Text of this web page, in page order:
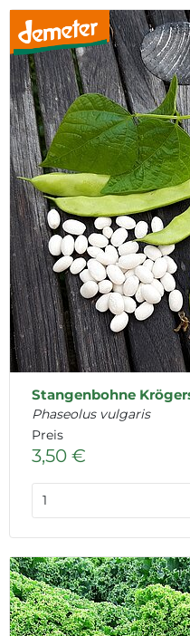
Stangenbohne
Phaseolus vulgaris
Preis
3,50 €